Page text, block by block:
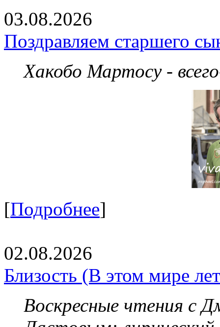
03.08.2026
Поздравляем старшего
Хакобо Мартосу -
[Подробнее]
02.08.2026
Близость (В этом мире
Воскресные чтения с